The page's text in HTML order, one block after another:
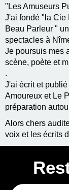
"Les Amuseurs
J'ai fondé "la Cie
Beau Parleur "
spectacles à
Je poursuis mes
scène, poète et
.
J'ai écrit et
Amoureux et Le
préparation
Alors chers
voix et les écrits